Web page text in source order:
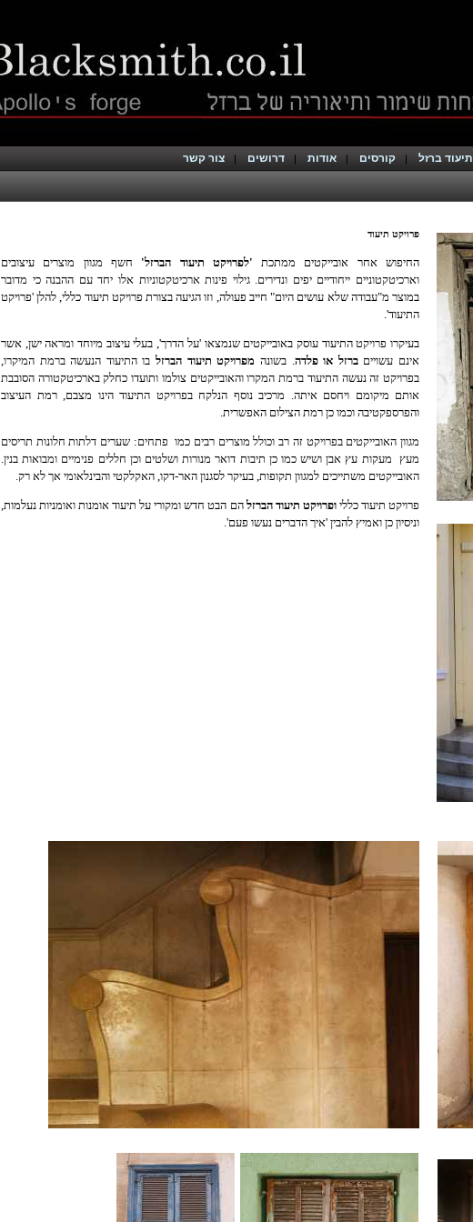
תיעוד ברזל קורסים אודות דרושים צור קשר
פרויקט תיעוד
החיפוש אחר אובייקטים ממתכת 'לפרויקט תיעוד הברזל' חשף מגוון מוצרים עיצובים
וארכיטקטוניים ייחודיים יפים ונדירים.גילוי פינות ארכיטקטוניות אלו יחד עם ההבנה כי מדובר
במוצר מ"עבודה שלא עושים היום" חייב פעולה, וזו הגיעה בצורת פרויקט תיעוד כללי, להלן 'פרויקט
התיעוד'.
בעיקרו פרויקט התיעוד עוסק באובייקטים שנמצאו 'על הדרך', בעלי עיצוב מיוחד ומראה ישן, אשר
אינם עשוייםברזל או פלדה.בשונה מפרויקט תיעוד הברזל בו התיעוד הנעשה ברמת המיקרו,
בפרויקט זה נעשה התיעוד ברמת המקרו והאובייקטים צולמו ותועדו כחלק בארכיטקטורה הסובבת
אותם מיקומם ויחסם איתה. מרכיב נוסף הנלקח בפרויקט התיעוד הינו מצבם, רמת העיצוב
והפרספקטיבה וכמו כן רמת הצילום האפשרית.
מגוון האובייקטים בפרויקט זה רב וכולל מוצרים רבים כמו פתחים: שערים דלתות חלונות תריסים
מעץ מעקות עץ אבן ושיש כמו כן תיבות דואר מנורות ושלטים וכן חללים פנימיים ומבואות בנין.
האובייקטים משתייכים למגוון תקופות, בעיקר לסגנון האר-דקו, האקלקטי והבינלאומי אך לא רק.
פרויקט תיעוד כלליופרויקט תיעוד הברזל הם הבט חדש ומקורי על תיעוד אומנות ואומניות נעלמות,
וניסיון כן ואמיץ להבין 'איך הדברים נעשו פעם'.